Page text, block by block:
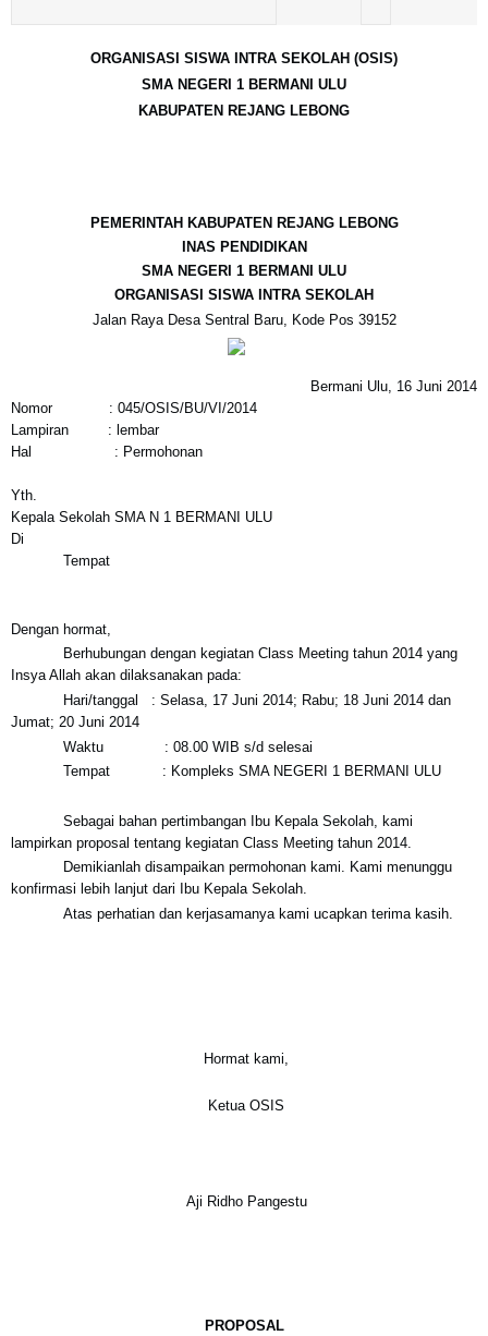
ORGANISASI SISWA INTRA SEKOLAH (OSIS)
SMA NEGERI 1 BERMANI ULU
KABUPATEN REJANG LEBONG
PEMERINTAH KABUPATEN REJANG LEBONG
INAS PENDIDIKAN
SMA NEGERI 1 BERMANI ULU
ORGANISASI SISWA INTRA SEKOLAH
Jalan Raya Desa Sentral Baru, Kode Pos 39152
Bermani Ulu, 16 Juni 2014
Nomor : 045/OSIS/BU/VI/2014
Lampiran : lembar
Hal : Permohonan
Yth.
Kepala Sekolah SMA N 1 BERMANI ULU
Di
Tempat
Dengan hormat,
Berhubungan dengan kegiatan Class Meeting tahun 2014 yang
Insya Allah akan dilaksanakan pada:
Hari/tanggal : Selasa, 17 Juni 2014; Rabu; 18 Juni 2014 dan
Jumat; 20 Juni 2014
Waktu : 08.00 WIB s/d selesai
Tempat : Kompleks SMA NEGERI 1 BERMANI ULU
Sebagai bahan pertimbangan Ibu Kepala Sekolah, kami
lampirkan proposal tentang kegiatan Class Meeting tahun 2014.
Demikianlah disampaikan permohonan kami. Kami menunggu
konfirmasi lebih lanjut dari Ibu Kepala Sekolah.
Atas perhatian dan kerjasamanya kami ucapkan terima kasih.
Hormat kami,
Ketua OSIS
Aji Ridho Pangestu
PROPOSAL